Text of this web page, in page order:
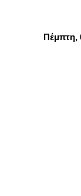
Πέμπτη,